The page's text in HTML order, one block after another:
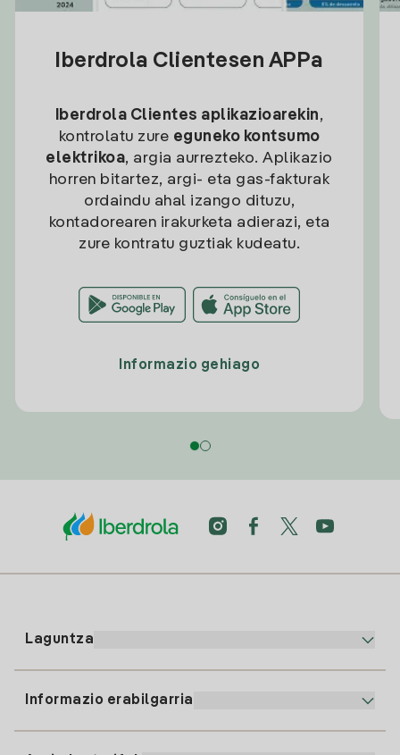
Iberdrola Clientesen APPa
Iberdrola Clientes aplikazioarekin,
kontrolatu zure eguneko kontsumo
elektrikoa, argia aurrezteko. Aplikazio
horren bitartez, argi- eta gas-fakturak
ordaindu ahal izango dituzu,
kontadorearen irakurketa adierazi, eta
zure kontratu guztiak kudeatu.
Informazio gehiago
Laguntza
Informazio erabilgarria